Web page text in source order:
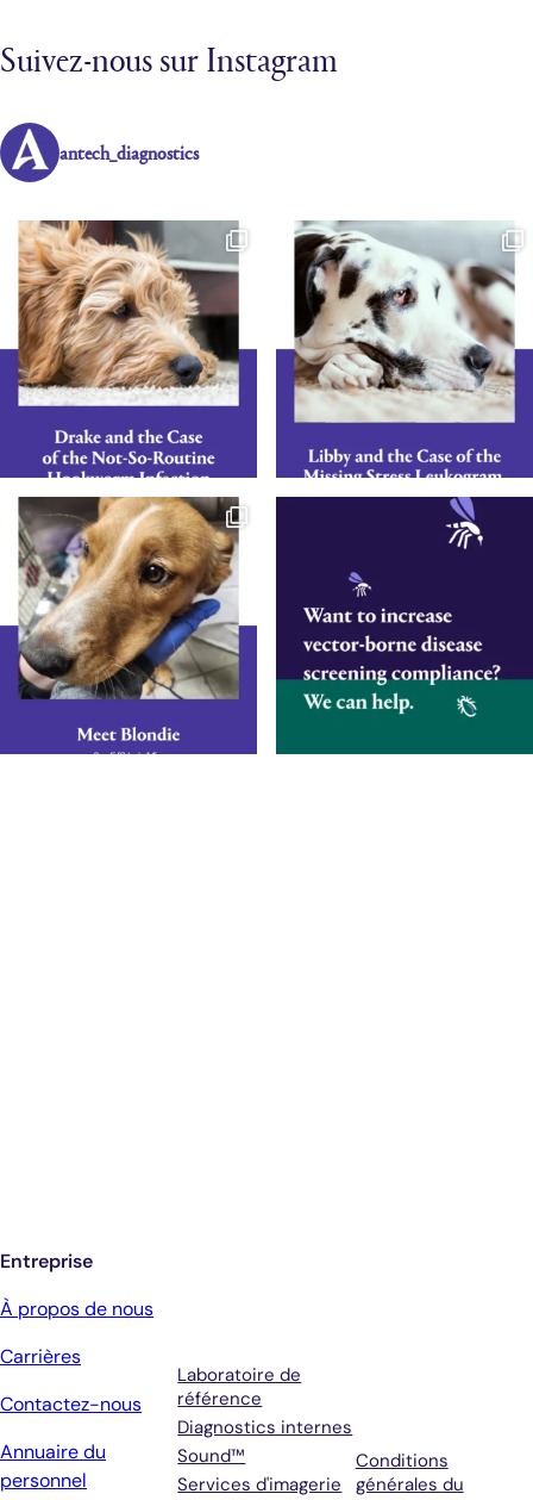
Suivez-nous sur Instagram
antech_diagnostics
Entreprise
À propos de nous
Carrières
Contactez-nous
Annuaire du
personnel
Laboratoire de
référence
Diagnostics internes
Sound™
Services d'imagerie
Conditions
générales du